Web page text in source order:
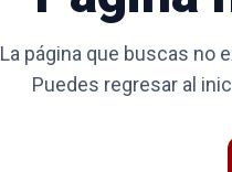
La página que buscas no
Puedes regresar al